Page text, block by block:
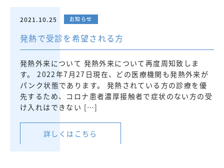
2021.10.25 お知らせ
発熱で受診を希望される方
発熱外来について 発熱外来について再度周知致しま
す。 2022年7月27日現在、どの医療機関も発熱外来が
パンク状態であります。 発熱されている方の診療を優
先するため、コロナ患者濃厚接触者で症状のない方の受
け入れはできない […]
詳しくはこちら